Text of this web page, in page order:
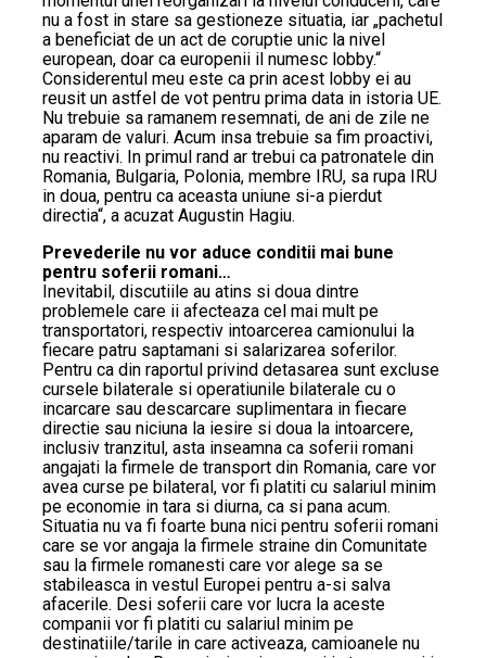
nu a fost in stare sa gestioneze situatia, iar „pachetul
a beneficiat de un act de coruptie unic la nivel
european, doar ca europenii il numesc lobby.“
Considerentul meu este ca prin acest lobby ei au
reusit un astfel de vot pentru prima data in istoria UE.
Nu trebuie sa ramanem resemnati, de ani de zile ne
aparam de valuri. Acum insa trebuie sa fim proactivi,
nu reactivi. In primul rand ar trebui ca patronatele din
Romania, Bulgaria, Polonia, membre IRU, sa rupa IRU
in doua, pentru ca aceasta uniune si-a pierdut
directia“, a acuzat Augustin Hagiu.
Prevederile nu vor aduce conditii mai bune
pentru soferii romani…
Inevitabil, discutiile au atins si doua dintre
problemele care ii afecteaza cel mai mult pe
transportatori, respectiv intoarcerea camionului la
fiecare patru saptamani si salarizarea soferilor.
Pentru ca din raportul privind detasarea sunt excluse
cursele bilaterale si operatiunile bilaterale cu o
incarcare sau descarcare suplimentara in fiecare
directie sau niciuna la iesire si doua la intoarcere,
inclusiv tranzitul, asta inseamna ca soferii romani
angajati la firmele de transport din Romania, care vor
avea curse pe bilateral, vor fi platiti cu salariul minim
pe economie in tara si diurna, ca si pana acum.
Situatia nu va fi foarte buna nici pentru soferii romani
care se vor angaja la firmele straine din Comunitate
sau la firmele romanesti care vor alege sa se
stabileasca in vestul Europei pentru a-si salva
afacerile. Desi soferii care vor lucra la aceste
companii vor fi platiti cu salariul minim pe
destinatiile/tarile in care activeaza, camioanele nu